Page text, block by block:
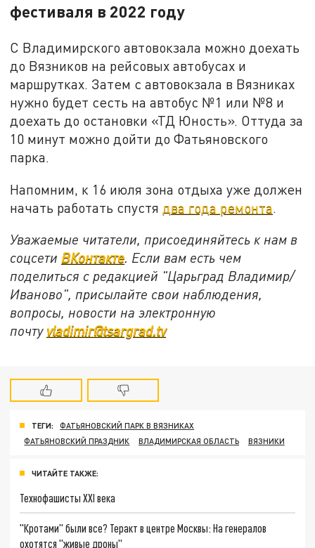
фестиваля в 2022 году
С Владимирского автовокзала можно доехать
до Вязников на рейсовых автобусах и
маршрутках. Затем с автовокзала в Вязниках
нужно будет сесть на автобус №1 или №8 и
доехать до остановки «ТД Юность». Оттуда за
10 минут можно дойти до Фатьяновского
парка.
Напомним, к 16 июля зона отдыха уже должен
начать работать спустя два года ремонта
Уважаемые читатели, присоединяйтесь к нам в
соцсети ВКонтакте. Если вам есть чем
поделиться с редакцией "Царьград Владимир/
Иваново", присылайте свои наблюдения,
вопросы, новости на электронную
почту vladimir@tsargrad.tv
ТЕГИ:
ФАТЬЯНОВСКИЙ ПАРК В ВЯЗНИКАХ
ФАТЬЯНОВСКИЙ ПРАЗДНИК
ВЛАДИМИРСКАЯ ОБЛАСТЬ ВЯЗНИКИ
ЧИТАЙТЕ ТАКЖЕ:
Технофашисты XXI века
"Кротами" были все? Теракт в центре Москвы: На генералов
охотятся "живые дроны"